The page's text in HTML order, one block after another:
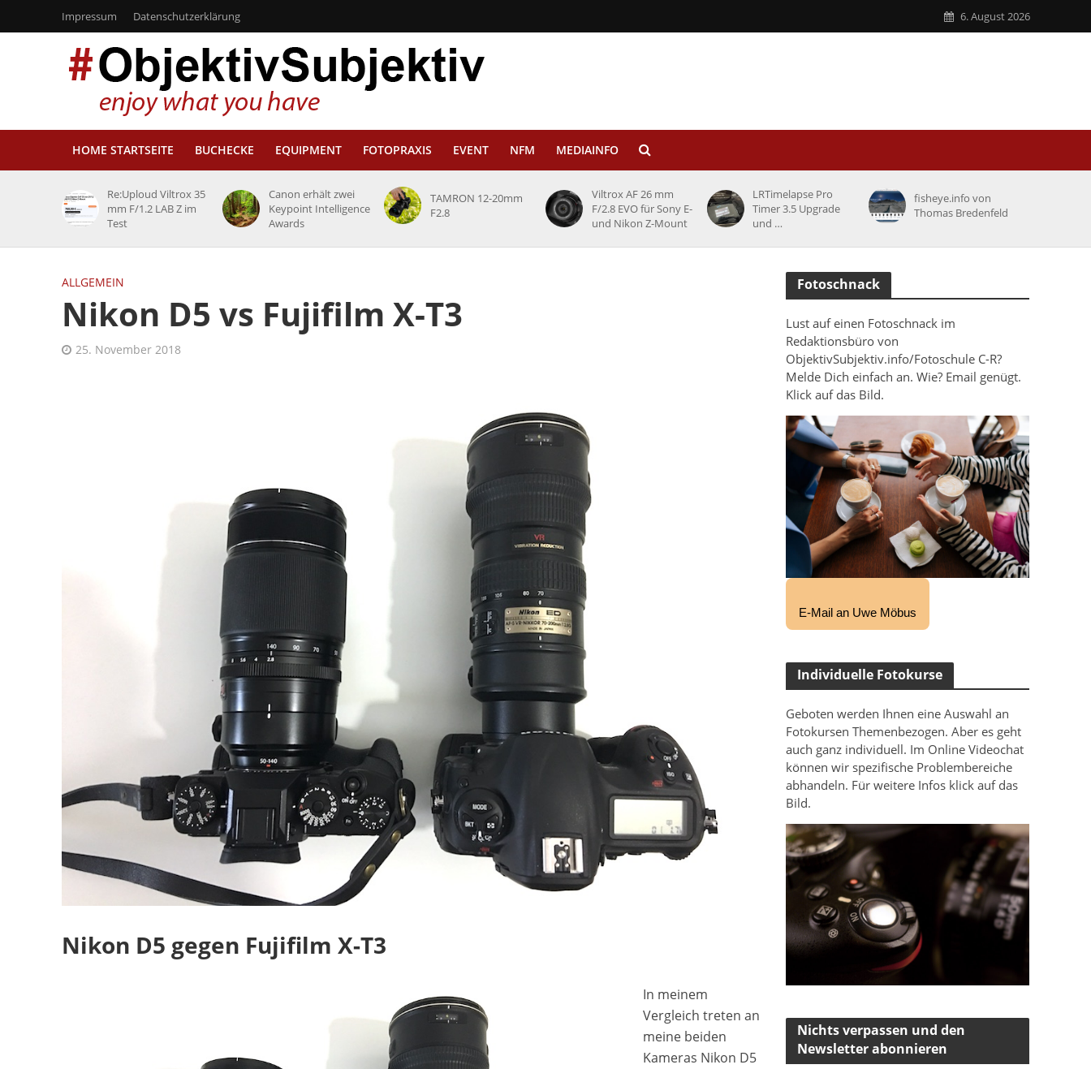
Impressum Datenschutzerklärung 6. August 2026
HOME STARTSEITE BUCHECKE EQUIPMENT FOTOPRAXIS EVENT NFM MEDIAINFO
Re:Uploud Viltrox 35
mm F/1.2 LAB Z im
Test
Canon erhält zwei
Keypoint Intelligence
Awards
TAMRON 12-20mm
F2.8
Viltrox AF 26 mm
F/2.8 EVO für Sony E-
und Nikon Z-Mount
LRTimelapse Pro
Timer 3.5 Upgrade
und …
fisheye.info von
Thomas Bredenfeld
ALLGEMEIN
Nikon D5 vs Fujifilm X-T3
25. November 2018
Nikon D5 gegen Fujifilm X-T3
In meinem
Vergleich treten an
meine beiden
Kameras Nikon D5
Fotoschnack
Lust auf einen Fotoschnack im
Redaktionsbüro von
ObjektivSubjektiv.info/Fotoschule C-R?
Melde Dich einfach an. Wie? Email genügt.
Klick auf das Bild.
E-Mail an Uwe Möbus
Individuelle Fotokurse
Geboten werden Ihnen eine Auswahl an
Fotokursen Themenbezogen. Aber es geht
auch ganz individuell. Im Online Videochat
können wir spezifische Problembereiche
abhandeln. Für weitere Infos klick auf das
Bild.
Nichts verpassen und den
Newsletter abonnieren